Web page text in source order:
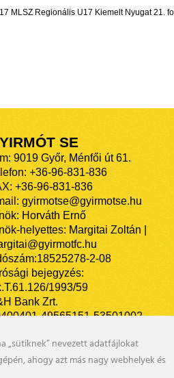
MLSZ Regionális U17 Kiemelt Nyugat 21.
SE
9019 Győr, Ménfői út 61.
+36-96-831-836
+36-96-831-836
gyirmotse@gyirmotse.hu
Horváth Ernő
helyettes: Margitai Zoltán |
2-08
bejegyzés:
1993/59
Bank Zrt.
49565151-53501002
„sütiknek” nevezett adatfájlokat
ahogy azt más nagy webhelyek és